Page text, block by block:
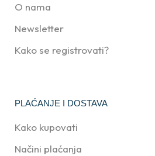
O nama
Newsletter
Kako se registrovati?
PLAĆANJE I DOSTAVA
Kako kupovati
Načini plaćanja